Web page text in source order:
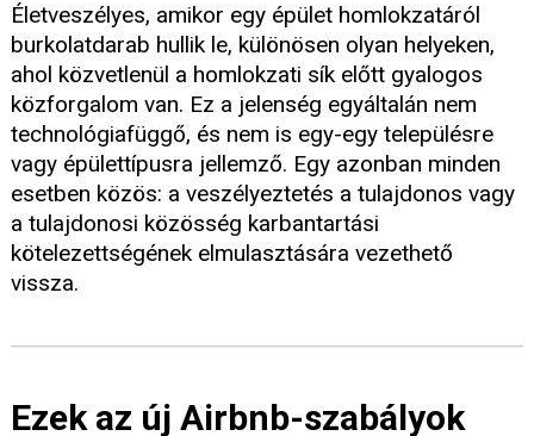
Életveszélyes, amikor egy épület homlokzatáról
burkolatdarab hullik le, különösen olyan helyeken,
ahol közvetlenül a homlokzati sík előtt gyalogos
közforgalom van. Ez a jelenség egyáltalán nem
technológiafüggő, és nem is egy-egy településre
vagy épülettípusra jellemző. Egy azonban minden
esetben közös: a veszélyeztetés a tulajdonos vagy
a tulajdonosi közösség karbantartási
kötelezettségének elmulasztására vezethető
vissza.
Ezek az új Airbnb-szabályok